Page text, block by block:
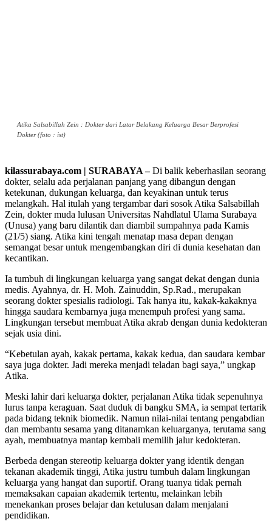
Atika Salsabillah Zein : Dokter dari Latar Belakang Keluarga Besar Berprofesi
Dokter (foto : ist)
kilassurabaya.com | SURABAYA –Di balik keberhasilan seorang
dokter, selalu ada perjalanan panjang yang dibangun dengan
ketekunan, dukungan keluarga, dan keyakinan untuk terus
melangkah. Hal itulah yang tergambar dari sosok Atika Salsabillah
Zein, dokter muda lulusan Universitas Nahdlatul Ulama Surabaya
(Unusa) yang baru dilantik dan diambil sumpahnya pada Kamis
(21/5) siang. Atika kini tengah menatap masa depan dengan
semangat besar untuk mengembangkan diri di dunia kesehatan dan
kecantikan.
Ia tumbuh di lingkungan keluarga yang sangat dekat dengan dunia
medis. Ayahnya, dr. H. Moh. Zainuddin, Sp.Rad., merupakan
seorang dokter spesialis radiologi. Tak hanya itu, kakak-kakaknya
hingga saudara kembarnya juga menempuh profesi yang sama.
Lingkungan tersebut membuat Atika akrab dengan dunia kedokteran
sejak usia dini.
“Kebetulan ayah, kakak pertama, kakak kedua, dan saudara kembar
saya juga dokter. Jadi mereka menjadi teladan bagi saya,” ungkap
Atika.
Meski lahir dari keluarga dokter, perjalanan Atika tidak sepenuhnya
lurus tanpa keraguan. Saat duduk di bangku SMA, ia sempat tertarik
pada bidang teknik biomedik. Namun nilai-nilai tentang pengabdian
dan membantu sesama yang ditanamkan keluarganya, terutama sang
ayah, membuatnya mantap kembali memilih jalur kedokteran.
Berbeda dengan stereotip keluarga dokter yang identik dengan
tekanan akademik tinggi, Atika justru tumbuh dalam lingkungan
keluarga yang hangat dan suportif. Orang tuanya tidak pernah
memaksakan capaian akademik tertentu, melainkan lebih
menekankan proses belajar dan ketulusan dalam menjalani
pendidikan.